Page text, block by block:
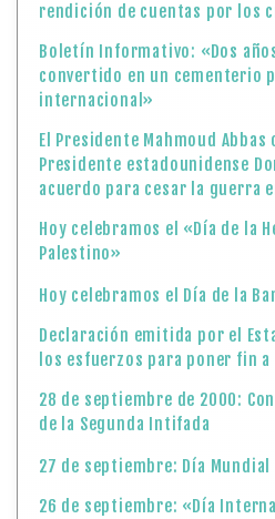
rendición de cuentas por los
Boletín Informativo: «Dos
convertido en un cementerio
internacional»
El Presidente Mahmoud
Presidente estadounidense
acuerdo para cesar la guerra
Hoy celebramos el «Día de la
Palestino»
Hoy celebramos el Día de la
Declaración emitida por el
los esfuerzos para poner fin a
28 de septiembre de 2000:
de la Segunda Intifada
27 de septiembre: Día
26 de septiembre: «Día